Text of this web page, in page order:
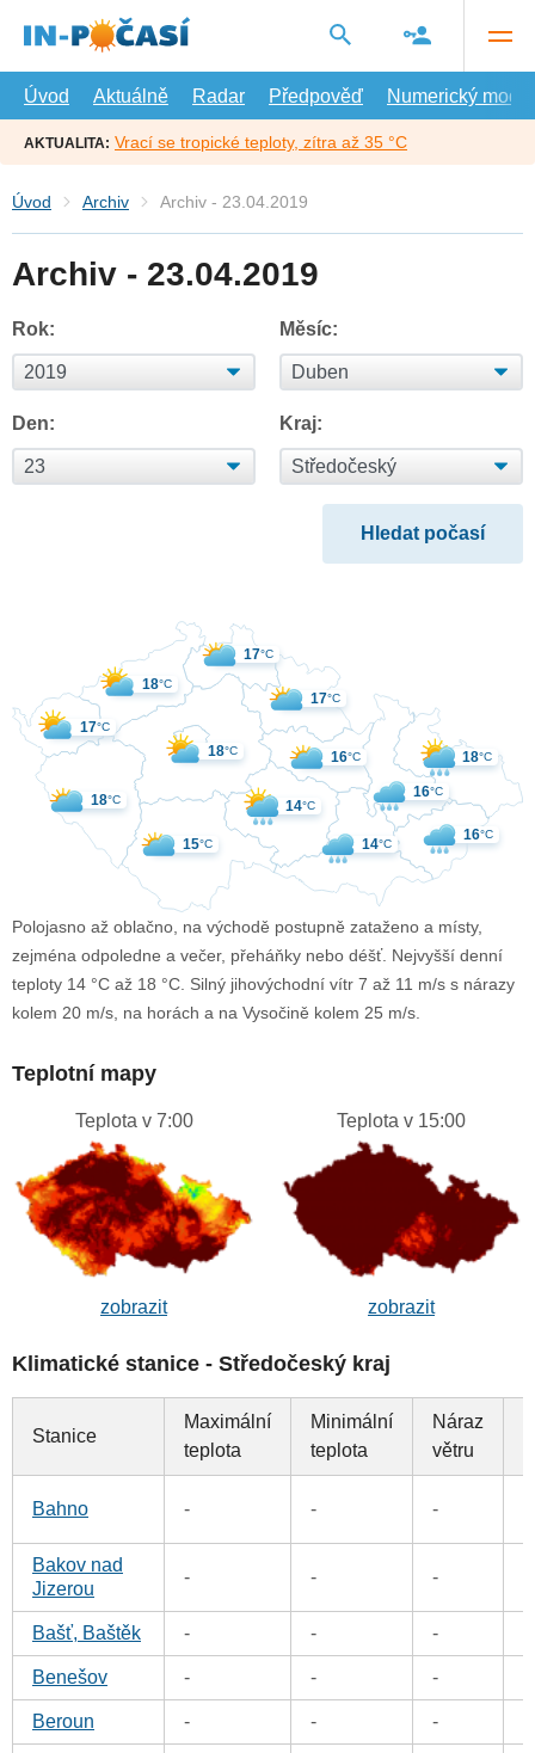
hlavní
Úvod
Aktuálně Radar Předpověď Numerický model
AKTUALITA: Vrací se tropické teploty, zítra až 35 °C
Úvod Archiv Archiv - 23.04.2019
Archiv - 23.04.2019
Rok: Měsíc:
Den: Kraj:
15°C 14°C
17°C
17°C
17°C
18°C
16°C
16°C
18°C
18°C
18°C
14°C
16°C
Polojasno až oblačno, na východě postupně zataženo a místy,
zejména odpoledne a večer, přeháňky nebo déšť. Nejvyšší denní
teploty 14 °C až 18 °C. Silný jihovýchodní vítr 7 až 11 m/s s nárazy
kolem 20 m/s, na horách a na Vysočině kolem 25 m/s.
Teplotní mapy
Teplota v 7:00
zobrazit
Teplota v 15:00
zobrazit
Klimatické stanice - Středočeský kraj
Stanice
Maximální
teplota
Minimální
teplota
Náraz
větru
Bahno - - -
Bakov nad
Jizerou
- - -
Bašť, Baštěk - - -
Benešov - - -
Beroun - - -